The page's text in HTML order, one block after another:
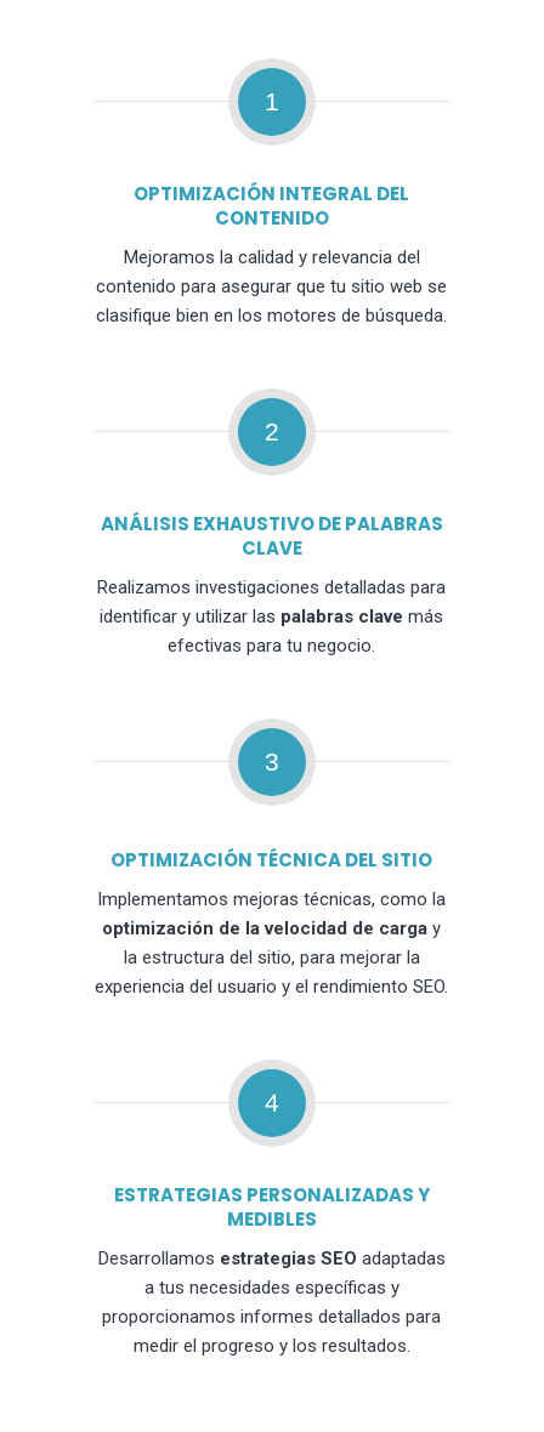
1
OPTIMIZACIÓN INTEGRAL DEL
CONTENIDO
Mejoramos la calidad y relevancia del
contenido para asegurar que tu sitio web se
clasifique bien en los motores de búsqueda.
2
ANÁLISIS EXHAUSTIVO DE PALABRAS
CLAVE
Realizamos investigaciones detalladas para
identificar y utilizar las palabras clave más
efectivas para tu negocio.
3
OPTIMIZACIÓN TÉCNICA DEL SITIO
Implementamos mejoras técnicas, como la
optimización de la velocidad de carga y
la estructura del sitio, para mejorar la
experiencia del usuario y el rendimiento SEO.
4
ESTRATEGIAS PERSONALIZADAS Y
MEDIBLES
Desarrollamos estrategias SEO adaptadas
a tus necesidades específicas y
proporcionamos informes detallados para
medir el progreso y los resultados.